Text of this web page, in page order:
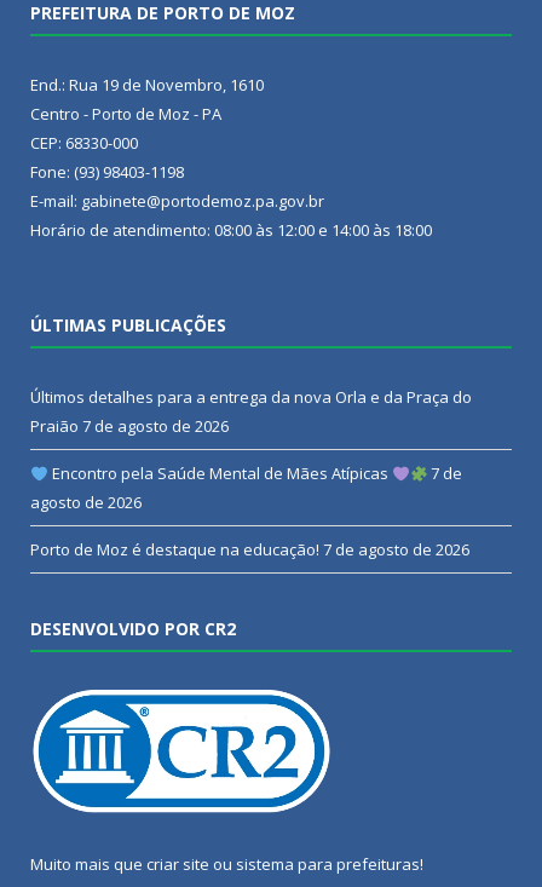
PREFEITURA DE PORTO DE MOZ
End.: Rua 19 de Novembro, 1610
Centro - Porto de Moz - PA
CEP: 68330-000
Fone: (93) 98403-1198
E-mail: gabinete@portodemoz.pa.gov.br
Horário de atendimento: 08:00 às 12:00 e 14:00 às 18:00
ÚLTIMAS PUBLICAÇÕES
Últimos detalhes para a entrega da nova Orla e da Praça do
Praião 7 de agosto de 2026
Encontro pela Saúde Mental de Mães Atípicas
7 de
agosto de 2026
Porto de Moz é destaque na educação! 7 de agosto de 2026
DESENVOLVIDO POR CR2
Muito mais que criar site ou sistema para prefeituras!